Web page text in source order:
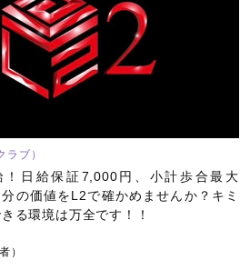
ブ）
日給保証7,000円、小計歩合最大
の価値をL2で確かめませんか？キミ
る環境は万全です！！
）